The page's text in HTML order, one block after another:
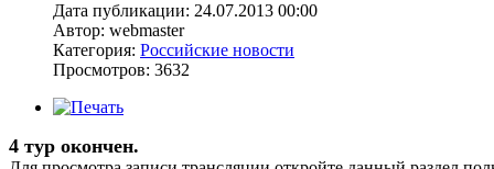
Дата публикации: 24.07.2013 00:00
Автор: webmaster
Категория: Российские новости
Просмотров: 3632
4 тур окончен.